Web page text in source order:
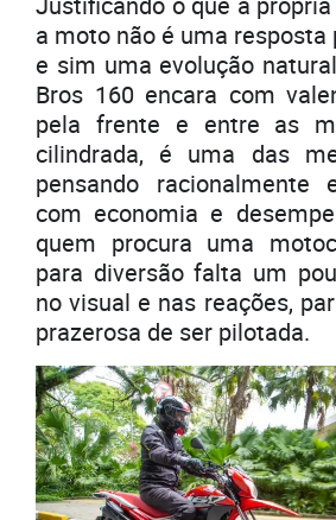
a moto não é uma resposta
e sim uma evolução
Bros 160 encara com
pela frente e entre as
cilindrada, é uma das
pensando racionalmente
com economia e
quem procura uma
para diversão falta um
no visual e nas reações,
prazerosa de ser pilotada.